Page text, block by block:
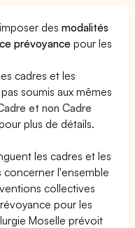
desmodalités
prévoyancepour les
cadres et les
soumis aux mêmes
et non Cadre
plus de détails.
les cadres et les
l'ensemble
collectives
pour les
Moselle prévoit